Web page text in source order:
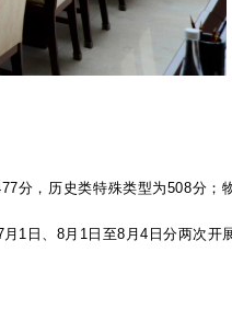
分，历史类特殊类型为508分；
1日、8月1日至8月4日分两次开